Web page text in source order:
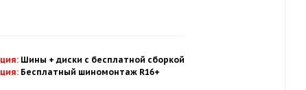
: Шины + диски с бесплатной сборкой
: Бесплатный шиномонтаж R16+